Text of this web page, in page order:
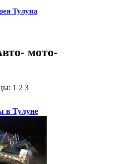
Тулуна
мото-
1 2 3
в Тулуне